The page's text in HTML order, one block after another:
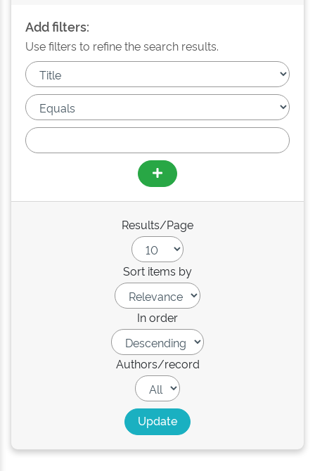
Add filters:
Use filters to refine the search results.
Results/Page
Sort items by
In order
Authors/record